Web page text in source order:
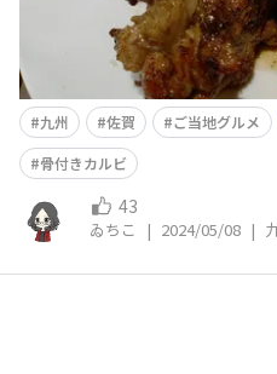
九州 佐賀 ご当地グルメ
骨付きカルビ
43
ゐちこ | 2024/05/08 |